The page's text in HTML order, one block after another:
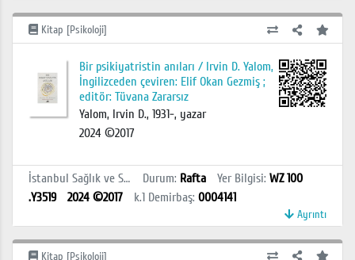
Kitap [Psikoloji]
Bir psikiyatristin anıları / Irvin D. Yalom,
İngilizceden çeviren: Elif Okan Gezmiş ;
editör: Tüvana Zararsız
Yalom, Irvin D., 1931-, yazar
2024 ©2017
İstanbul Sağlık ve Sosyal Bilimler MYO Kütüphanesi Durum: Rafta Yer Bilgisi: WZ 100
.Y3519
2024 ©2017 k.1 Demirbaş: 0004141
Ayrıntı
Kitap [Psikoloji]